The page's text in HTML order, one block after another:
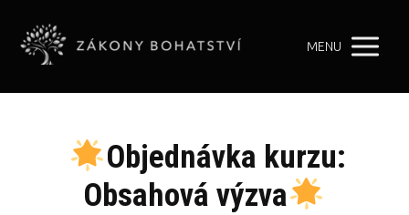
MENU
Objednávka kurzu:
Obsahová výzva